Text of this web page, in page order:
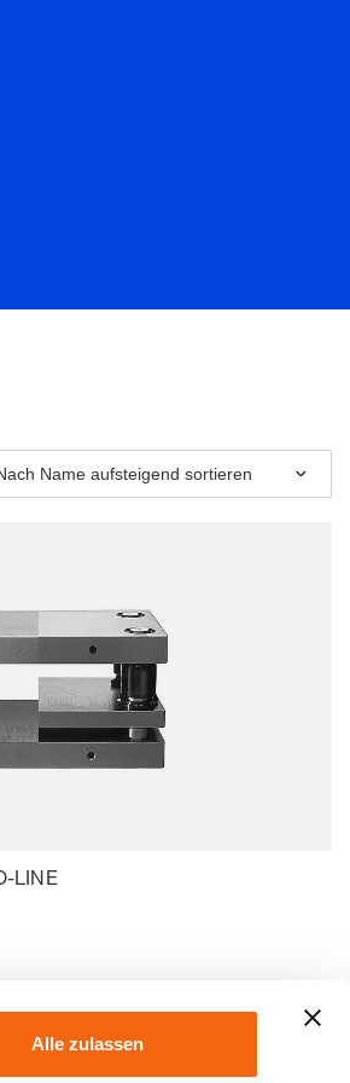
Alle zulassen
Name aufsteigend sortieren
LINE